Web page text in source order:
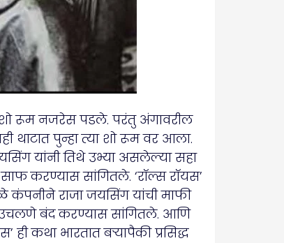
शो रूम नजरेस पडले. परंतु अंगावरील
थाटात पुन्हा त्या शो रूम वर आला.
यांनी तिथे उभ्या असलेल्या सहा
करण्यास सांगितले. ‘रॉल्स रॉयस’
कंपनीने राजा जयसिंग यांची माफी
उचलणे बंद करण्यास सांगितले. आणि
कथा भारतात बऱ्यापैकी प्रसिद्ध